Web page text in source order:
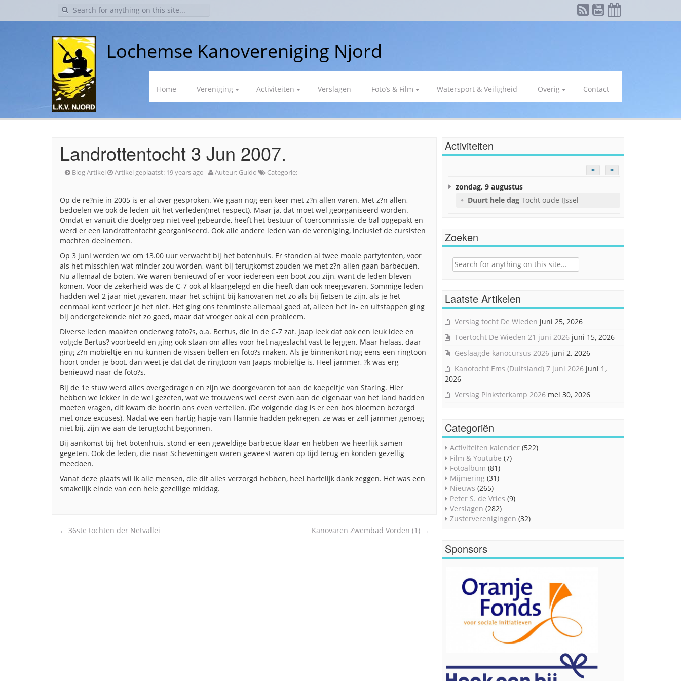
Search
Lochemse Kanovereniging Njord
Skip
Home Vereniging Activiteiten Verslagen Foto’s & Film Watersport & Veiligheid Overig Contact
Landrottentocht 3 Jun 2007.
Blog Artikel Artikel geplaatst: 19 years ago Auteur: Guido Categorie:
Op de re?nie in 2005 is er al over gesproken. We gaan nog een keer met z?n allen varen. Met z?n allen,
bedoelen we ook de leden uit het verleden(met respect). Maar ja, dat moet wel georganiseerd worden.
Omdat er vanuit die doelgroep niet veel gebeurde, heeft het bestuur of toercommissie, de bal opgepakt en
werd er een landrottentocht georganiseerd. Ook alle andere leden van de vereniging, inclusief de cursisten
mochten deelnemen.
Op 3 juni werden we om 13.00 uur verwacht bij het botenhuis. Er stonden al twee mooie partytenten, voor
als het misschien wat minder zou worden, want bij terugkomst zouden we met z?n allen gaan barbecuen.
Nu allemaal de boten. We waren benieuwd of er voor iedereen een boot zou zijn, want de leden bleven
komen. Voor de zekerheid was de C-7 ook al klaargelegd en die heeft dan ook meegevaren. Sommige leden
hadden wel 2 jaar niet gevaren, maar het schijnt bij kanovaren net zo als bij fietsen te zijn, als je het
eenmaal kent verleer je het niet. Het ging ons tenminste allemaal goed af, alleen het in- en uitstappen ging
bij ondergetekende niet zo goed, maar dat vroeger ook al een probleem.
Diverse leden maakten onderweg foto?s, o.a. Bertus, die in de C-7 zat. Jaap leek dat ook een leuk idee en
volgde Bertus? voorbeeld en ging ook staan om alles voor het nageslacht vast te leggen. Maar helaas, daar
ging z?n mobieltje en nu kunnen de vissen bellen en foto?s maken. Als je binnenkort nog eens een ringtoon
hoort onder je boot, dan weet je dat dat de ringtoon van Jaaps mobieltje is. Heel jammer, ?k was erg
benieuwd naar de foto?s.
Bij de 1e stuw werd alles overgedragen en zijn we doorgevaren tot aan de koepeltje van Staring. Hier
hebben we lekker in de wei gezeten, wat we trouwens wel eerst even aan de eigenaar van het land hadden
moeten vragen, dit kwam de boerin ons even vertellen. (De volgende dag is er een bos bloemen bezorgd
met onze excuses). Nadat we een hartig hapje van Hannie hadden gekregen, ze was er zelf jammer genoeg
niet bij, zijn we aan de terugtocht begonnen.
Bij aankomst bij het botenhuis, stond er een geweldige barbecue klaar en hebben we heerlijk samen
gegeten. Ook de leden, die naar Scheveningen waren geweest waren op tijd terug en konden gezellig
meedoen.
Vanaf deze plaats wil ik alle mensen, die dit alles verzorgd hebben, heel hartelijk dank zeggen. Het was een
smakelijk einde van een hele gezellige middag.
Post
← 36ste tochten der Netvallei Kanovaren Zwembad Vorden (1) →
Activiteiten
< >
zondag, 9 augustus
Duurt hele dag Tocht oude IJssel
Zoeken
Search
Laatste Artikelen
Verslag tocht De Wieden juni 25, 2026
Toertocht De Wieden 21 juni 2026 juni 15, 2026
Geslaagde kanocursus 2026 juni 2, 2026
Kanotocht Ems (Duitsland) 7 juni 2026 juni 1,
2026
Verslag Pinksterkamp 2026 mei 30, 2026
Categoriën
Activiteiten kalender (522)
Film & Youtube (7)
Fotoalbum (81)
Mijmering (31)
Nieuws (265)
Peter S. de Vries (9)
Verslagen (282)
Zusterverenigingen (32)
Sponsors